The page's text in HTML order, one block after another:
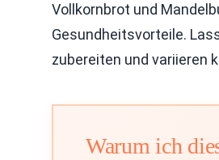
Vollkornbrot und
Gesundheitsvorteile.
zubereiten und variieren
Warum ich